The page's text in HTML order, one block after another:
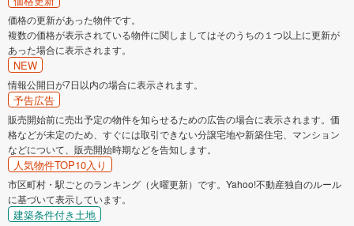
価格の更新があった物件です。
複数の価格が表示されている物件に関しましてはそのうちの１つ以上に更新が
あった場合に表示されます。
NEW
情報公開日が7日以内の場合に表示されます。
予告広告
販売開始前に売出予定の物件を知らせるための広告の場合に表示されます。価
格などが未定のため、すぐには取引できない分譲宅地や新築住宅、マンション
などについて、販売開始時期などを告知します。
人気物件TOP10入り
市区町村・駅ごとのランキング（火曜更新）です。Yahoo!不動産独自のルール
に基づいて表示しています。
建築条件付き土地